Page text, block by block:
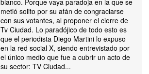
blanco. Porque vaya paradoja en la que se
metió solito por su afán de congraciarse
con sus votantes, al proponer el cierre de
Tv Ciudad. Lo paradójico de todo esto es
que el periodista Diego Martini lo expuso
en la red social X, siendo entrevistado por
el único medio que fue a cubrir un acto de
su sector: TV Ciudad...